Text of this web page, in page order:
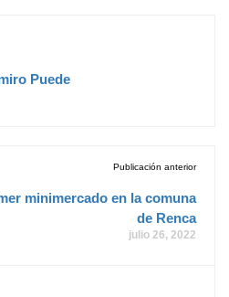
Puede
Publicación anterior
minimercado en la comuna
de Renca
julio 26, 2022